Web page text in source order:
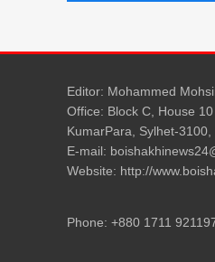
Editor: Mohammed
Office: Block C, House
KumarPara, Sylhet-3100,
E-mail:
Website: http://
Phone: +880 1711